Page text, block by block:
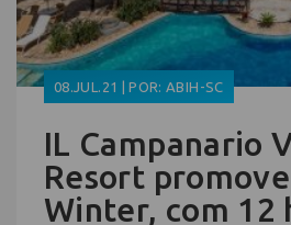
08.JUL.21 | POR: ABIH-SC
IL Campanario
Resort
Winter, com 12